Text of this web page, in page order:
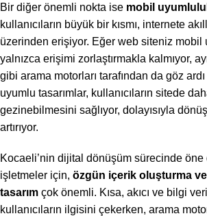
Bir diğer önemli nokta ise mobil
kullanıcıların büyük bir kısmı, internete
üzerinden erişiyor. Eğer web siteniz mobil
yalnızca erişimi zorlaştırmakla kalmıyor,
gibi arama motorları tarafından da göz
uyumlu tasarımlar, kullanıcıların sitede
gezinebilmesini sağlıyor, dolayısıyla
artırıyor.
Kocaeli’nin dijital dönüşüm sürecinde öne
işletmeler için, özgün içerik oluşturma ve
tasarım çok önemli. Kısa, akıcı ve bilgi
kullanıcıların ilgisini çekerken, arama